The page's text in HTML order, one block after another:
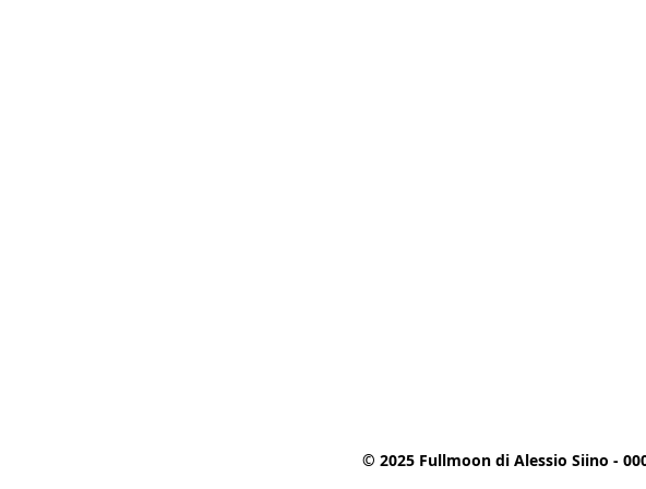
© 2025 Fullmoon di Alessio Siino -